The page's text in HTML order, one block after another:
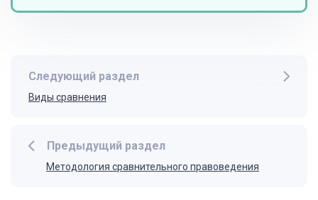
Предыдущий раздел
Методология сравнительного правоведения
Следующий раздел
Виды сравнения